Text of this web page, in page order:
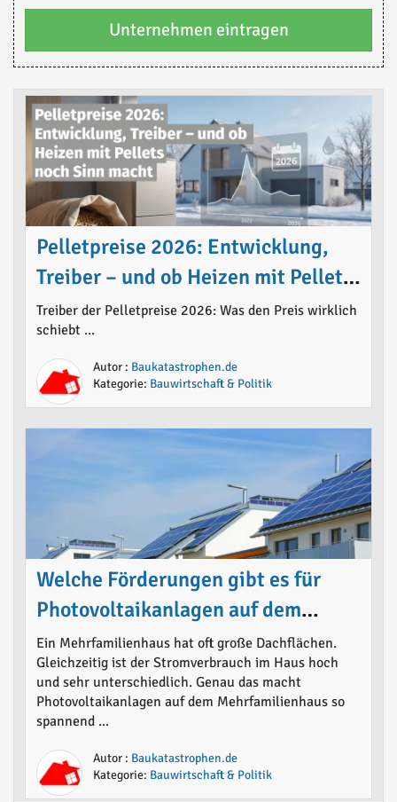
Unternehmen eintragen
Pelletpreise 2026: Entwicklung,
Treiber – und ob Heizen mit Pellets
noch Sinn macht
Treiber der Pelletpreise 2026: Was den Preis wirklich
schiebt ...
Autor : Baukatastrophen.de
Kategorie: Bauwirtschaft & Politik
Welche Förderungen gibt es für
Photovoltaikanlagen auf dem
Mehrfamilienhaus 2026
Ein Mehrfamilienhaus hat oft große Dachflächen.
Gleichzeitig ist der Stromverbrauch im Haus hoch
und sehr unterschiedlich. Genau das macht
Photovoltaikanlagen auf dem Mehrfamilienhaus so
spannend ...
Autor : Baukatastrophen.de
Kategorie: Bauwirtschaft & Politik